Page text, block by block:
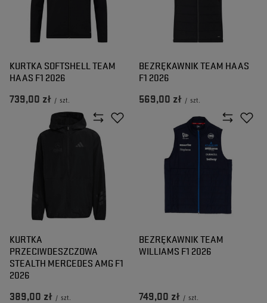
KURTKA SOFTSHELL TEAM
HAAS F1 2026
739,00 zł / szt.
BEZRĘKAWNIK TEAM HAAS
F1 2026
569,00 zł / szt.
KURTKA
PRZECIWDESZCZOWA
STEALTH MERCEDES AMG F1
2026
389,00 zł / szt.
BEZRĘKAWNIK TEAM
WILLIAMS F1 2026
749,00 zł / szt.